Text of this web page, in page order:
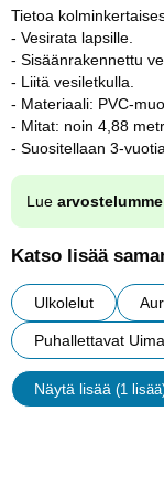
Tietoa
- Vesirata lapsille.
- Sisäänrakennettu
- Liitä vesiletkulla.
- Materiaali: PVC-
- Mitat: noin 4,88
- Suositellaan 3-
Lue arvostelumme
Katso lisää
Ulkolelut
Puhallettavat
Näytä lisää (1